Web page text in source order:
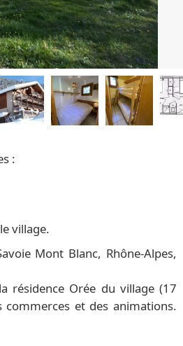
:
village.
Mont Blanc, Rhône-Alpes,
résidence Orée du village (17
commerces et des animations.